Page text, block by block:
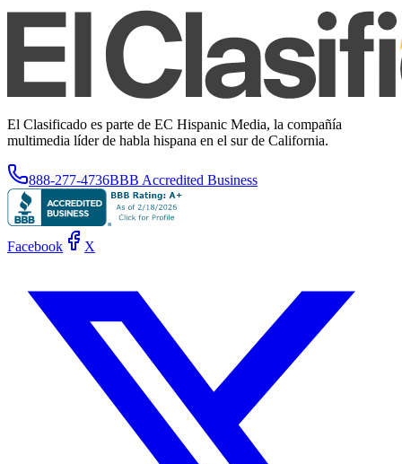
El Clasificado es parte de EC Hispanic Media, la compañía
multimedia líder de habla hispana en el sur de California.
888-277-4736BBB Accredited Business
Facebook X